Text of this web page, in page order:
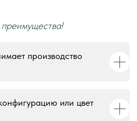
производство
или цвет
«Tulsy». Все права
и иные